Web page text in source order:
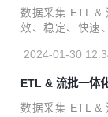
A high
est client.
数据采集 ETL &
效、稳定、快速
是一个基于开源
Highlevel Java
earch/
2024-01-30
ETL & 流批一体
数据采集 ETL &